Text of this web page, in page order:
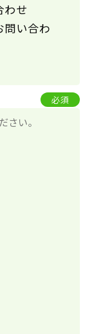
わせ
問い合わ
必須